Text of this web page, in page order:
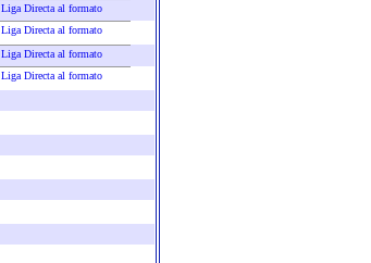
Liga Directa al formato
Liga Directa al formato
Liga Directa al formato
Liga Directa al formato